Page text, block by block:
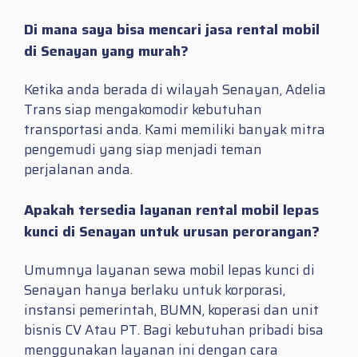
Di mana saya bisa mencari jasa rental mobil
di Senayan yang murah?
Ketika anda berada di wilayah Senayan, Adelia
Trans siap mengakomodir kebutuhan
transportasi anda. Kami memiliki banyak mitra
pengemudi yang siap menjadi teman
perjalanan anda.
Apakah tersedia layanan rental mobil lepas
kunci di Senayan untuk urusan perorangan?
Umumnya layanan sewa mobil lepas kunci di
Senayan hanya berlaku untuk korporasi,
instansi pemerintah, BUMN, koperasi dan unit
bisnis CV Atau PT. Bagi kebutuhan pribadi bisa
menggunakan layanan ini dengan cara